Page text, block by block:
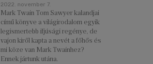
2022. november 7.
Mark Twain Tom Sawyer kalandjai
című könyve a világirodalom egyik
legismertebb ifjúsági regénye, de
vajon kiről kapta a nevét a főhős és
mi köze van Mark Twainhez?
Ennek jártunk utána.